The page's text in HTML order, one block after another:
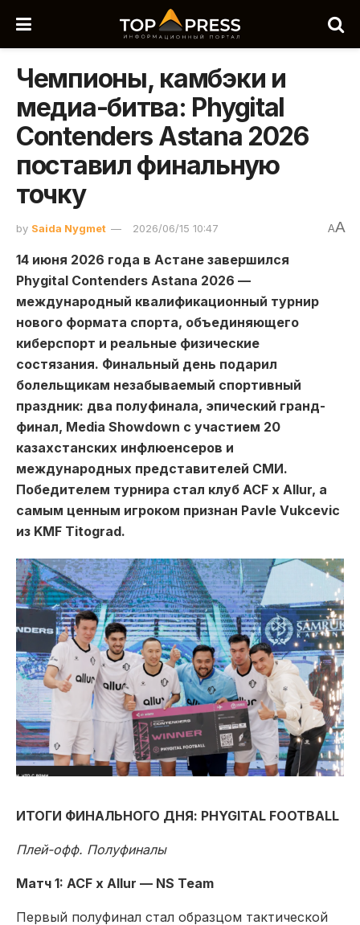
Чемпионы, камбэки и
медиа-битва: Phygital
Contenders Astana 2026
поставил финальную
точку
by Saida Nygmet 2026/06/15 10:47 AA
14 июня 2026 года в Астане завершился
Phygital Contenders Astana 2026 —
международный квалификационный турнир
нового формата спорта, объединяющего
киберспорт и реальные физические
состязания. Финальный день подарил
болельщикам незабываемый спортивный
праздник: два полуфинала, эпический гранд-
финал, Media Showdown с участием 20
казахстанских инфлюенсеров и
международных представителей СМИ.
Победителем турнира стал клуб ACF x Allur, а
самым ценным игроком признан Pavle Vukcevic
из KMF Titograd.
ИТОГИ ФИНАЛЬНОГО ДНЯ: PHYGITAL FOOTBALL
Плей-офф. Полуфиналы
Матч 1: ACF x Allur — NS Team
Первый полуфинал стал образцом тактической